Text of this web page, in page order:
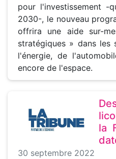
pour l'investissement -
2030-, le nouveau
offrira une aide sur-
stratégiques » dans les
l'énergie, de
encore de l'espace.
la
30 septembre 2022